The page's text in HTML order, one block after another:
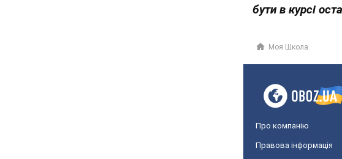
бути в курсі
Моя Школа
Про компанію
Правова інформація